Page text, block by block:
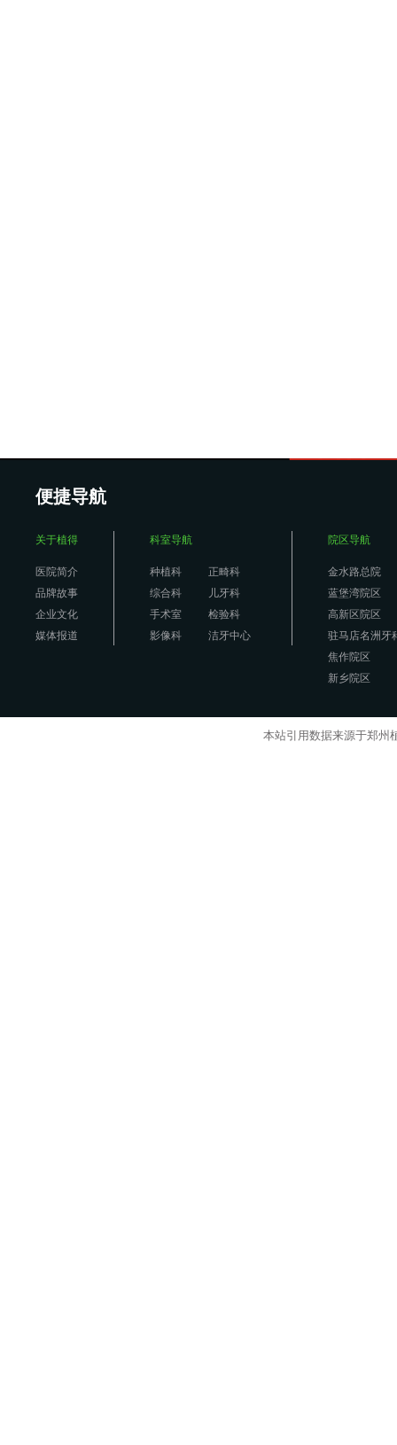
便捷导航
关于植得
医院简介
品牌故事
企业文化
媒体报道
科室导航
种植科
正畸科
综合科
儿牙科
手术室
检验科
影像科
洁牙中心
院区导航
金水路总院
蓝堡湾院区
高新区院区
驻马店名洲牙
焦作院区
新乡院区
本站引用数据来源于郑州